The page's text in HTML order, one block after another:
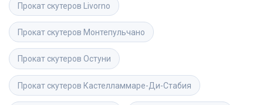
Прокат скутеров Livorno
Прокат скутеров Монтепульчано
Прокат скутеров Остуни
Прокат скутеров Кастелламмаре-Ди-Стабия